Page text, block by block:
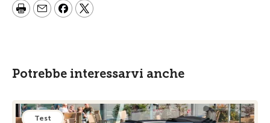
Potrebbe interessarvi anche
Test